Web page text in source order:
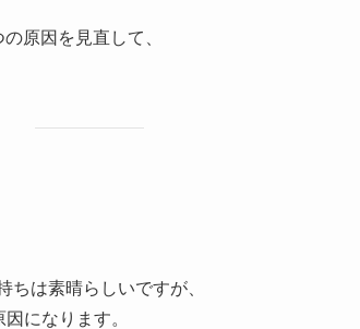
原因を見直して、
ちは素晴らしいですが、
になります。